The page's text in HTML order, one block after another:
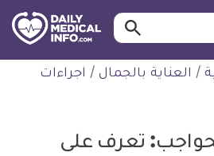
طبية
ابحث…
/ العناية بالجمال / اجراءات
تعرف على